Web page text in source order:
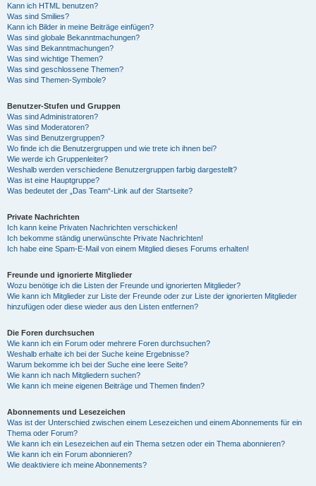
Kann ich HTML benutzen?
Was sind Smilies?
Kann ich Bilder in meine Beiträge einfügen?
Was sind globale Bekanntmachungen?
Was sind Bekanntmachungen?
Was sind wichtige Themen?
Was sind geschlossene Themen?
Was sind Themen-Symbole?
Benutzer-Stufen und Gruppen
Was sind Administratoren?
Was sind Moderatoren?
Was sind Benutzergruppen?
Wo finde ich die Benutzergruppen und wie trete ich ihnen bei?
Wie werde ich Gruppenleiter?
Weshalb werden verschiedene Benutzergruppen farbig dargestellt?
Was ist eine Hauptgruppe?
Was bedeutet der „Das Team“-Link auf der Startseite?
Private Nachrichten
Ich kann keine Privaten Nachrichten verschicken!
Ich bekomme ständig unerwünschte Private Nachrichten!
Ich habe eine Spam-E-Mail von einem Mitglied dieses Forums erhalten!
Freunde und ignorierte Mitglieder
Wozu benötige ich die Listen der Freunde und ignorierten Mitglieder?
Wie kann ich Mitglieder zur Liste der Freunde oder zur Liste der ignorierten Mitglieder
hinzufügen oder diese wieder aus den Listen entfernen?
Die Foren durchsuchen
Wie kann ich ein Forum oder mehrere Foren durchsuchen?
Weshalb erhalte ich bei der Suche keine Ergebnisse?
Warum bekomme ich bei der Suche eine leere Seite?
Wie kann ich nach Mitgliedern suchen?
Wie kann ich meine eigenen Beiträge und Themen finden?
Abonnements und Lesezeichen
Was ist der Unterschied zwischen einem Lesezeichen und einem Abonnements für ein
Thema oder Forum?
Wie kann ich ein Lesezeichen auf ein Thema setzen oder ein Thema abonnieren?
Wie kann ich ein Forum abonnieren?
Wie deaktiviere ich meine Abonnements?